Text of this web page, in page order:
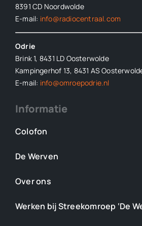
8391 CD Noordwolde
E-mail: info@radiocentraal.com
Odrie
Brink 1, 8431 LD Oosterwolde
Kampingerhof 13, 8431 AS
E-mail: info@omroepodrie.nl
Informatie
Colofon
De Werven
Over ons
Werken bij Streekomroep ‘De